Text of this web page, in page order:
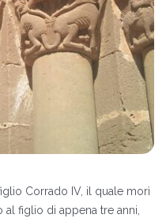
Corrado IV, il quale morì
figlio di appena tre anni,